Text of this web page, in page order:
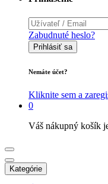
Zabudnuté heslo?
Prihlásiť sa
Nemáte účet?
Kliknite sem a
0
Váš nákupný košík
Kategórie